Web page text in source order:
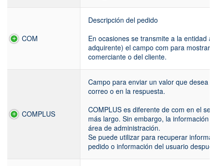
COM
Descripción del pedido
En ocasiones se transmite a la entidad
adquirente) el campo com para
comerciante o del cliente.
COMPLUS
Campo para enviar un valor que desea
correo o en la respuesta.
COMPLUS es diferente de com en el
más largo. Sin embargo, la información
área de administración.
Se puede utilizar para recuperar
pedido o información del usuario